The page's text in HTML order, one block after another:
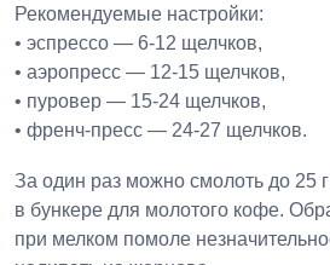
Рекомендуемые настройки:
• эспрессо — 6-12 щелчков,
• аэропресс — 12-15 щелчков,
• пуровер — 15-24 щелчков,
• френч-пресс — 24-27 щелчков.
За один раз можно смолоть до 25
в бункере для молотого кофе.
при мелком помоле